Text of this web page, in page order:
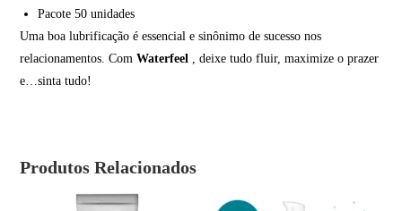
Pacote 50 unidades
Uma boa lubrificação é essencial e sinônimo de sucesso nos
relacionamentos. ComWaterfeel , deixe tudo fluir, maximize o prazer
e…sinta tudo!
Produtos Relacionados